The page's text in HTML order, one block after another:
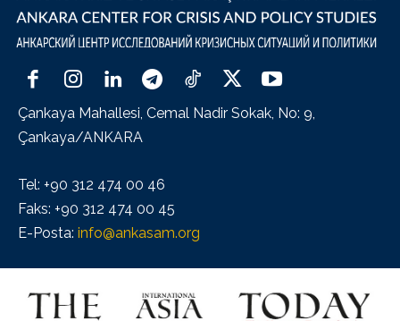
Çankaya Mahallesi, Cemal Nadir Sokak, No: 9,
Çankaya/ANKARA
Tel: +90 312 474 00 46
Faks: +90 312 474 00 45
E-Posta: info@ankasam.org